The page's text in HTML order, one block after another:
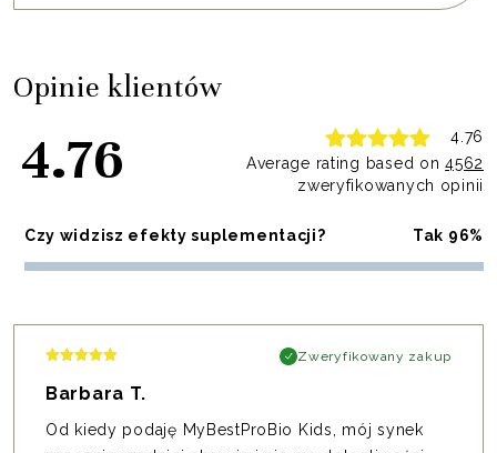
Opinie klientów
4.76
4.76
Average rating based on4562
zweryfikowanych opinii
Czy widzisz efekty suplementacji? Tak 96%
Zweryfikowany zakup
Barbara T.
Od kiedy podaję MyBestProBio Kids, mój synek